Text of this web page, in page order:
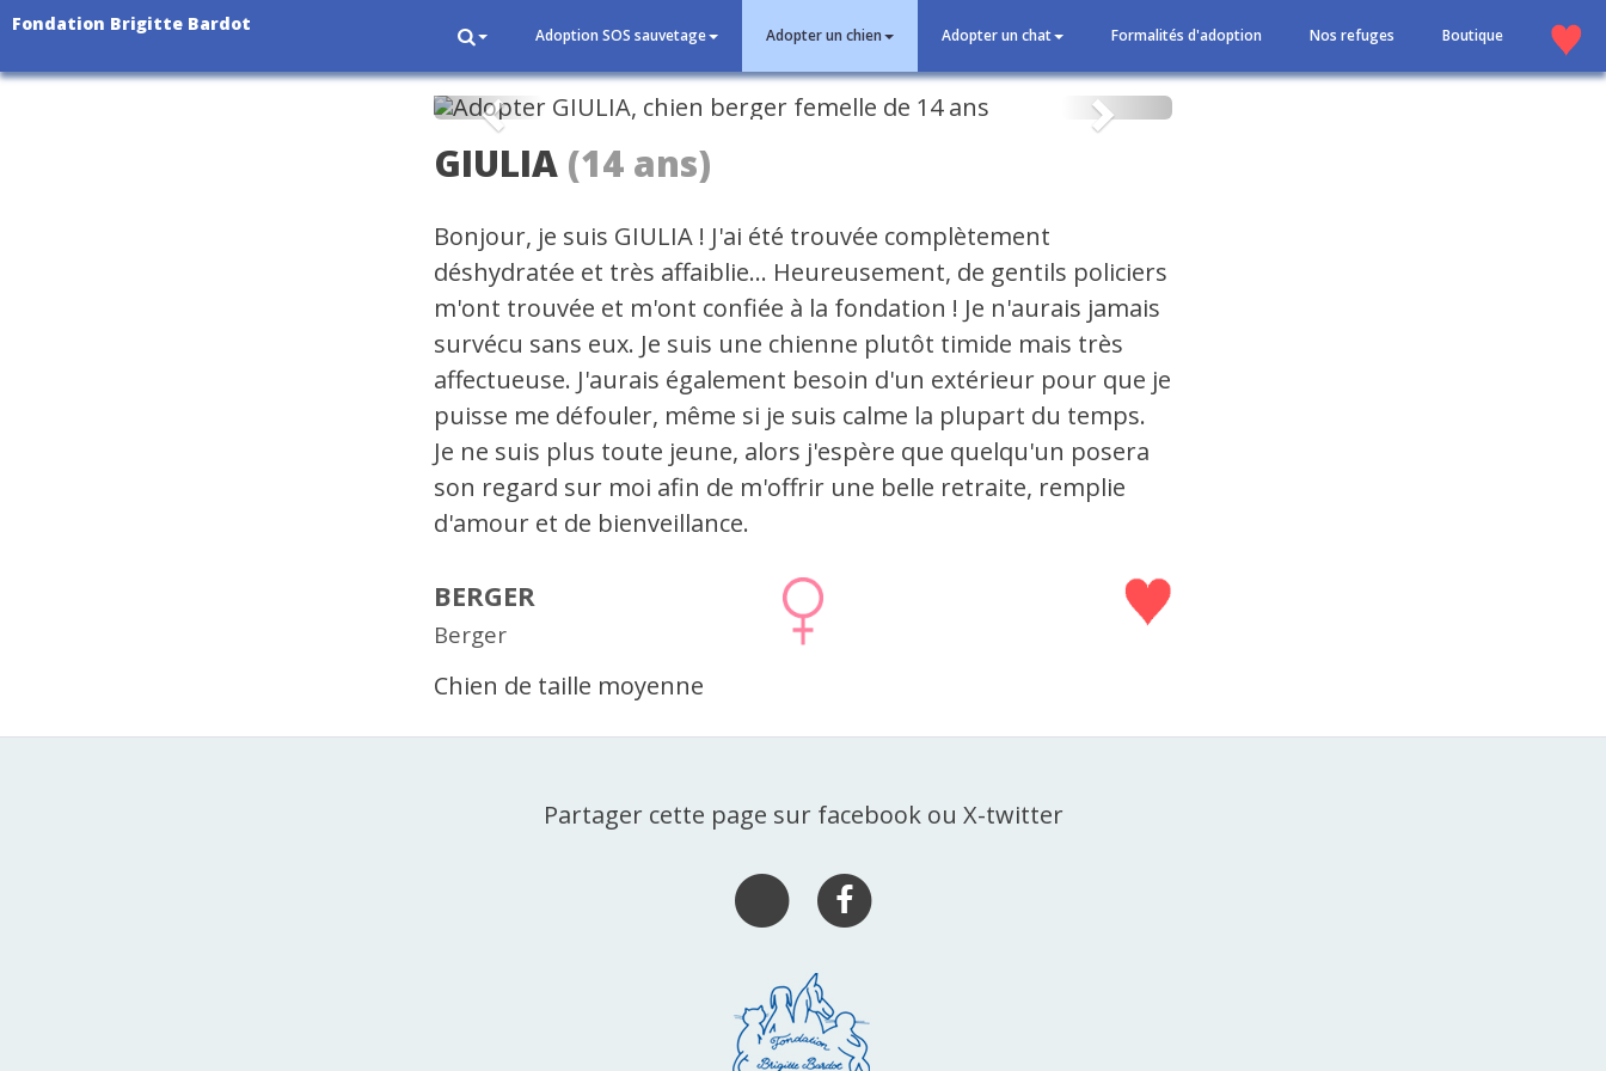
Fondation Brigitte Bardot
Adoption SOS sauvetage Adopter un chien Adopter un chat Formalités d'adoption Nos refuges Boutique
Précédent Suivant
GIULIA (14 ans)
Bonjour, je suis GIULIA ! J'ai été trouvée complètement
déshydratée et très affaiblie... Heureusement, de gentils policiers
m'ont trouvée et m'ont confiée à la fondation ! Je n'aurais jamais
survécu sans eux. Je suis une chienne plutôt timide mais très
affectueuse. J'aurais également besoin d'un extérieur pour que je
puisse me défouler, même si je suis calme la plupart du temps.
Je ne suis plus toute jeune, alors j'espère que quelqu'un posera
son regard sur moi afin de m'offrir une belle retraite, remplie
d'amour et de bienveillance.
BERGER
Berger
Chien de taille moyenne
Partager cette page sur facebook ou X-twitter